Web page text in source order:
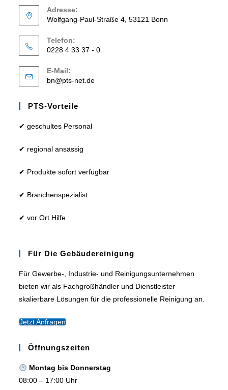
Adresse:
Wolfgang-Paul-Straße 4, 53121 Bonn
Telefon:
0228 4 33 37 - 0
E-Mail:
bn@pts-net.de
PTS-Vorteile
✔ geschultes Personal
✔ regional ansässig
✔ Produkte sofort verfügbar
✔ Branchenspezialist
✔ vor Ort Hilfe
Für Die Gebäudereinigung
Für Gewerbe-, Industrie- und Reinigungsunternehmen
bieten wir als Fachgroßhändler und Dienstleister
skalierbare Lösungen für die professionelle Reinigung an.
Jetzt Anfragen
Öffnungszeiten
Montag bis Donnerstag
08:00 – 17:00 Uhr